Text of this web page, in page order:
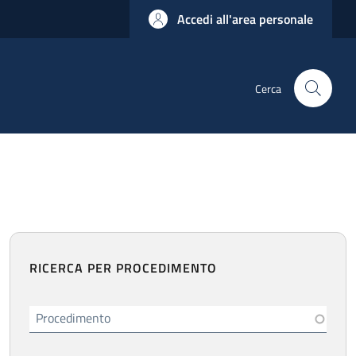
Accedi all'area personale
Cerca
RICERCA PER PROCEDIMENTO
Procedimento